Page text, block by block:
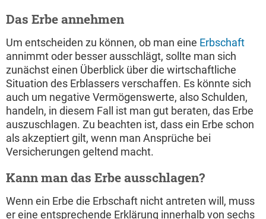
Das Erbe annehmen
Um entscheiden zu können, ob man eine Erbschaft
annimmt oder besser ausschlägt, sollte man sich
zunächst einen Überblick über die wirtschaftliche
Situation des Erblassers verschaffen. Es könnte sich
auch um negative Vermögenswerte, also Schulden,
handeln, in diesem Fall ist man gut beraten, das Erbe
auszuschlagen. Zu beachten ist, dass ein Erbe schon
als akzeptiert gilt, wenn man Ansprüche bei
Versicherungen geltend macht.
Kann man das Erbe ausschlagen?
Wenn ein Erbe die Erbschaft nicht antreten will, muss
er eine entsprechende Erklärung innerhalb von sechs